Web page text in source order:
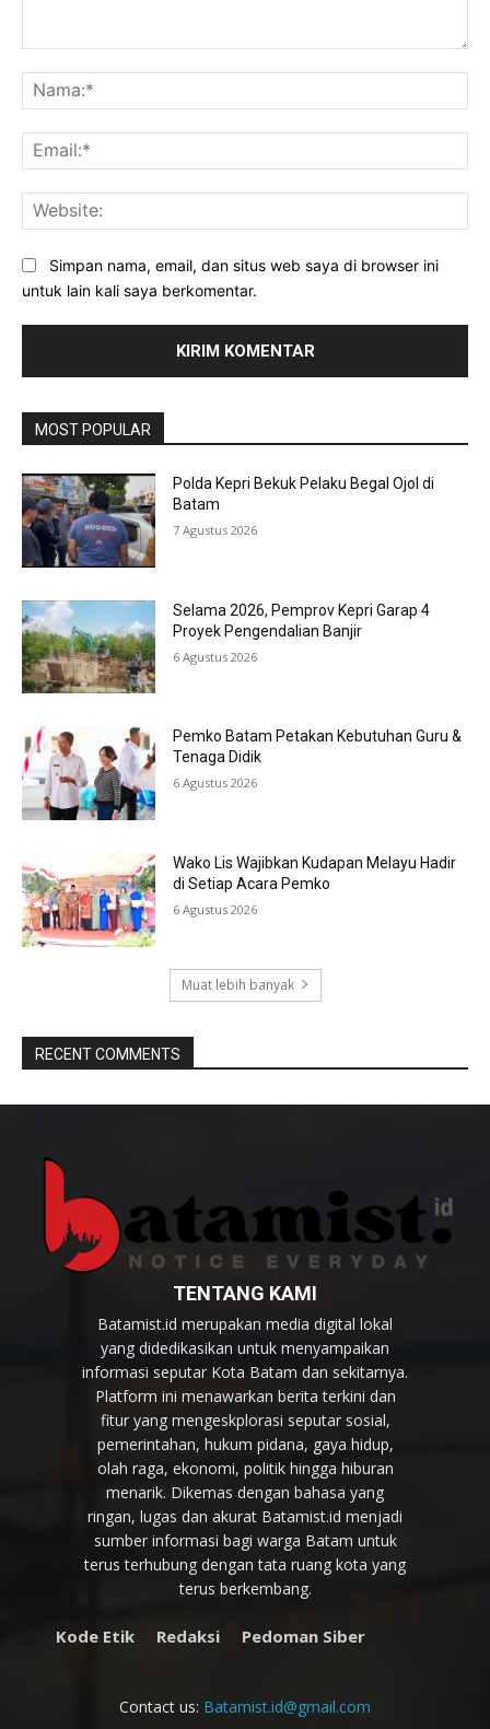
Simpan nama, email, dan situs web saya di browser ini
untuk lain kali saya berkomentar.
MOST POPULAR
Polda Kepri Bekuk Pelaku Begal Ojol di
Batam
7 Agustus 2026
Selama 2026, Pemprov Kepri Garap 4
Proyek Pengendalian Banjir
6 Agustus 2026
Pemko Batam Petakan Kebutuhan Guru &
Tenaga Didik
6 Agustus 2026
Wako Lis Wajibkan Kudapan Melayu Hadir
di Setiap Acara Pemko
6 Agustus 2026
Muat lebih banyak
RECENT COMMENTS
TENTANG KAMI
Batamist.id merupakan media digital lokal
yang didedikasikan untuk menyampaikan
informasi seputar Kota Batam dan sekitarnya.
Platform ini menawarkan berita terkini dan
fitur yang mengeskplorasi seputar sosial,
pemerintahan, hukum pidana, gaya hidup,
olah raga, ekonomi, politik hingga hiburan
menarik. Dikemas dengan bahasa yang
ringan, lugas dan akurat Batamist.id menjadi
sumber informasi bagi warga Batam untuk
terus terhubung dengan tata ruang kota yang
terus berkembang.
Kode Etik Redaksi Pedoman Siber
Contact us: Batamist.id@gmail.com